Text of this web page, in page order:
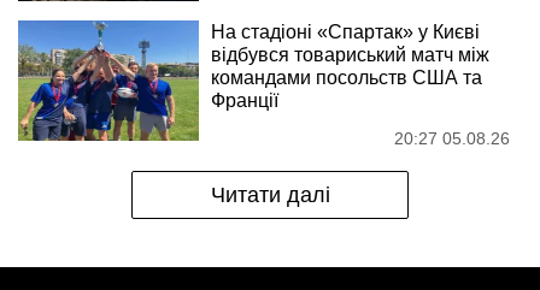
На стадіоні «Спартак» у Києві
відбувся товариський матч між
командами посольств США та
Франції
20:27 05.08.26
Читати далі